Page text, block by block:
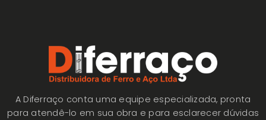
A Diferraço conta uma equipe especializada, pronta
para atendê-lo em sua obra e para esclarecer dúvidas